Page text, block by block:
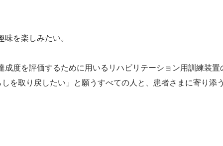
を楽しみたい。
度を評価するために用いるリハビリテーション用訓練装
を取り戻したい」と願うすべての人と、患者さまに寄り